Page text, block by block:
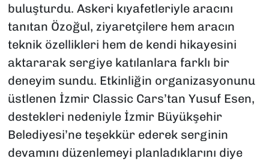
buluşturdu. Askeri kıyafetleriyle aracını
tanıtan Özoğul, ziyaretçilere hem aracın
teknik özellikleri hem de kendi hikayesini
aktararak sergiye katılanlara farklı bir
deneyim sundu. Etkinliğin organizasyonunu
üstlenen İzmir Classic Cars’tan Yusuf Esen,
destekleri nedeniyle İzmir Büyükşehir
Belediyesi’ne teşekkür ederek serginin
devamını düzenlemeyi planladıklarını diye